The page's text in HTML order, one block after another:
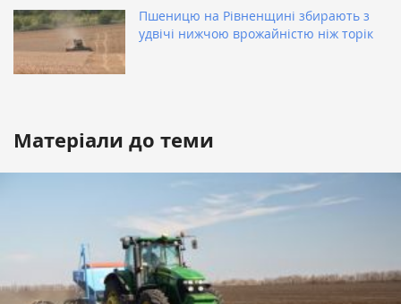
Пшеницю на Рівненщині збирають з
удвічі нижчою врожайністю ніж торік
Матеріали до теми